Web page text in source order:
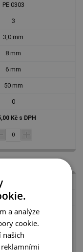
PE 0303
3
3,0 mm
8 mm
6 mm
50 mm
0
Kč s DPH
PE 0403
3
4,0 mm
11 mm
6 mm
a analýze
cookie.
našich